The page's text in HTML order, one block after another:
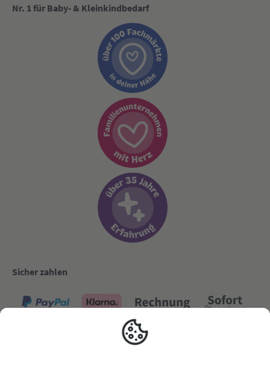
Nr. 1 für Baby- & Kleinkindbedarf
Sicher zahlen